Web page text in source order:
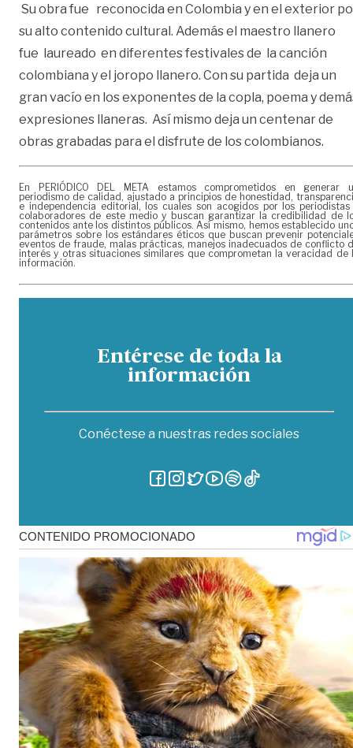
Su obra fue reconocida en Colombia y en el exterior
su alto contenido cultural. Además el maestro llanero
fue laureado en diferentes festivales de la canción
colombiana y el joropo llanero. Con su partida deja un
gran vacío en los exponentes de la copla, poema y
expresiones llaneras. Así mismo deja un centenar de
obras grabadas para el disfrute de los colombianos.
En PERIÓDICO DEL META estamos comprometidos en generar
periodismo de calidad, ajustado a principios de honestidad,
e independencia editorial, los cuales son acogidos por los periodistas
colaboradores de este medio y buscan garantizar la credibilidad de
contenidos ante los distintos públicos. Así mismo, hemos establecido
parámetros sobre los estándares éticos que buscan prevenir
eventos de fraude, malas prácticas, manejos inadecuados de conflicto
interés y otras situaciones similares que comprometan la veracidad de
información.
Entérese de toda la
información
Conéctese a nuestras redes sociales